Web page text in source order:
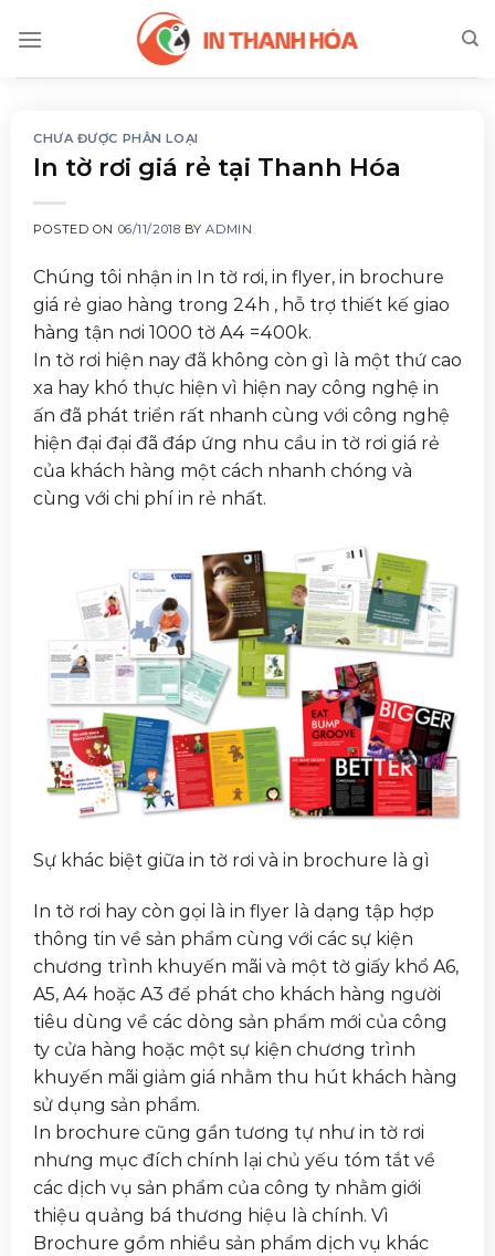
CHƯA ĐƯỢC PHÂN LOẠI
In tờ rơi giá rẻ tại Thanh Hóa
POSTED ON 06/11/2018 BYADMIN
Chúng tôi nhận in In tờ rơi, in flyer, in brochure
giá rẻ giao hàng trong 24h , hỗ trợ thiết kế giao
hàng tận nơi 1000 tờ A4 =400k.
In tờ rơi hiện nay đã không còn gì là một thứ cao
xa hay khó thực hiện vì hiện nay công nghệ in
ấn đã phát triển rất nhanh cùng với công nghệ
hiện đại đại đã đáp ứng nhu cầu in tờ rơi giá rẻ
của khách hàng một cách nhanh chóng và
cùng với chi phí in rẻ nhất.
Sự khác biệt giữa in tờ rơi và in brochure là gì
In tờ rơi hay còn gọi là in flyer là dạng tập hợp
thông tin về sản phẩm cùng với các sự kiện
chương trình khuyến mãi và một tờ giấy khổ A6,
A5, A4 hoặc A3 để phát cho khách hàng người
tiêu dùng về các dòng sản phẩm mới của công
ty cửa hàng hoặc một sự kiện chương trình
khuyến mãi giảm giá nhằm thu hút khách hàng
sử dụng sản phẩm.
In brochure cũng gần tương tự như in tờ rơi
nhưng mục đích chính lại chủ yếu tóm tắt về
các dịch vụ sản phẩm của công ty nhằm giới
thiệu quảng bá thương hiệu là chính. Vì
Brochure gồm nhiều sản phẩm dịch vụ khác